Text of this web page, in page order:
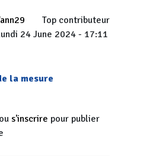
Top contributeur
24 June 2024 - 17:11
la mesure
ou s'inscrire pour publier